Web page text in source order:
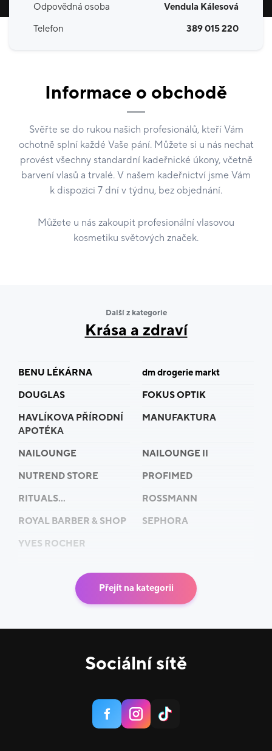
Odpovědná osoba
Vendula Kálesová
Telefon
389 015 220
Informace o obchodě
Svěřte se do rukou našich profesionálů, kteří Vám
ochotně splní každé Vaše pání. Můžete si u nás nechat
provést všechny standardní kadeřnické úkony, včetně
barvení vlasů a trvalé. V našem kadeřnictví jsme Vám
k dispozici 7 dní v týdnu, bez objednání.
Můžete u nás zakoupit profesionální vlasovou
kosmetiku světových značek.
Další z kategorie
Krása a zdraví
BENU LÉKÁRNA
dm drogerie markt
DOUGLAS
FOKUS OPTIK
HAVLÍKOVA PŘÍRODNÍ
APOTÉKA
MANUFAKTURA
NAILOUNGE
NAILOUNGE II
NUTREND STORE
PROFIMED
RITUALS...
ROSSMANN
ROYAL BARBER & SHOP
SEPHORA
YVES ROCHER
Přejít na kategorii
Sociální sítě